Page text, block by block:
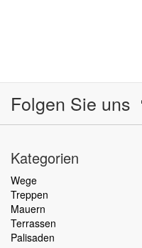
Folgen Sie uns
Kategorien
Wege
Treppen
Mauern
Terrassen
Palisaden